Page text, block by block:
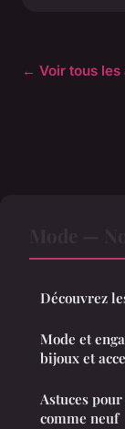
← Voir tous
Découvrez
Mode et
bijoux et
Astuces
comme neuf